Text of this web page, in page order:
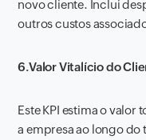
novo cliente. Inclui
outros custos
6.Valor Vitalício do
Este KPI estima o valor
a empresa ao longo